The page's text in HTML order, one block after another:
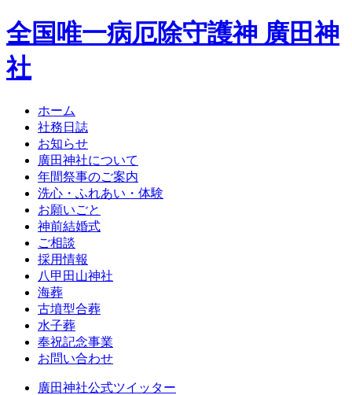
全国唯一病厄除守護神 廣田神
社
ホーム
社務日誌
お知らせ
廣田神社について
年間祭事のご案内
洗心・ふれあい・体験
お願いごと
神前結婚式
ご相談
採用情報
八甲田山神社
海葬
古墳型合葬
水子葬
奉祝記念事業
お問い合わせ
廣田神社公式ツイッター